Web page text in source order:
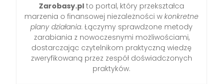
Zarobasy.pl to portal, który przekształca
marzenia o finansowej niezależności w konkretne
plany działania. Łączymy sprawdzone metody
zarabiania z nowoczesnymi możliwościami,
dostarczając czytelnikom praktyczną wiedzę
zweryfikowaną przez zespół doświadczonych
praktyków.